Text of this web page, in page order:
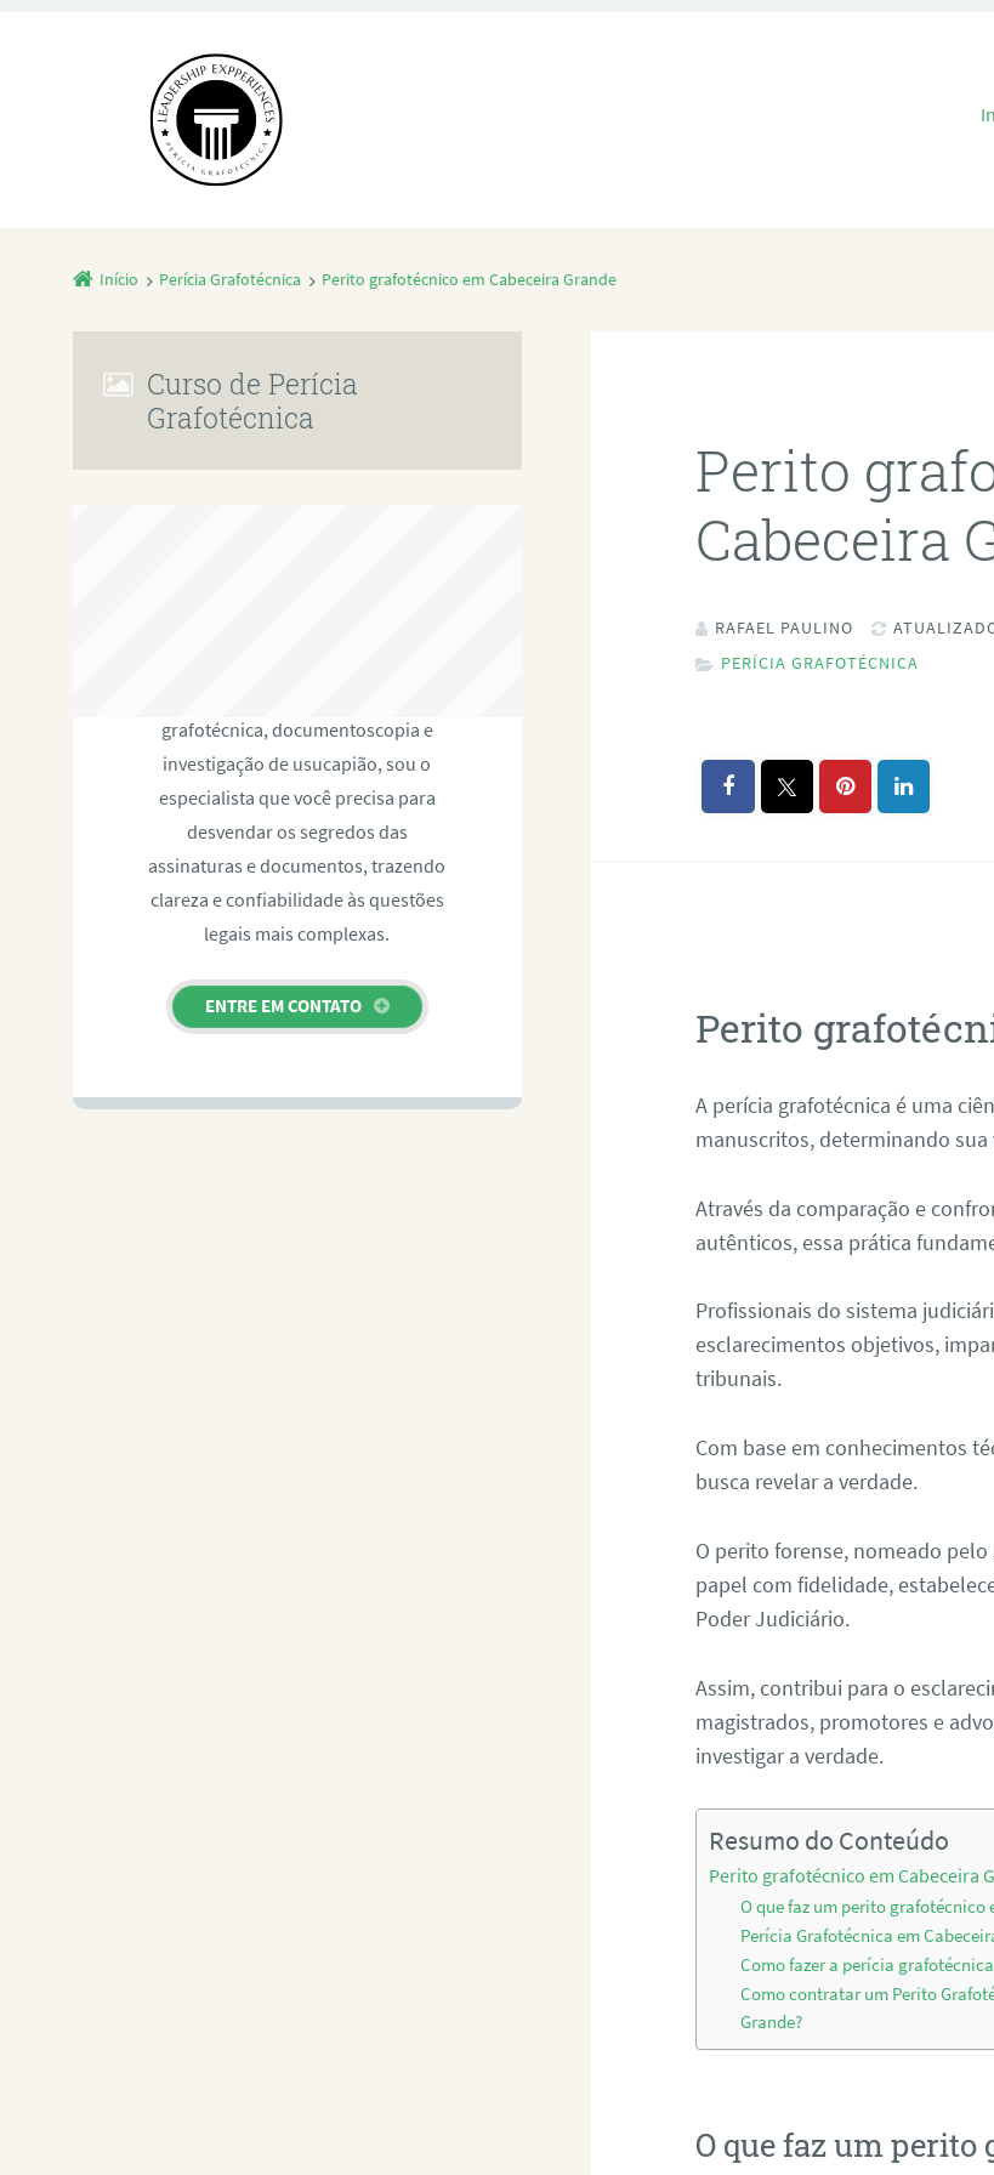
Início Perícia Grafotécnica Perito grafotécnico em Cabeceira Grande
Perito
Cabeceira
RAFAEL PAULINO
PERÍCIA GRAFOTÉCNICA
Perito
A perícia grafotécnica é uma
manuscritos, determinando
Através da comparação e
autênticos, essa prática
Profissionais do sistema
esclarecimentos objetivos,
tribunais.
Com base em conhecimentos
busca revelar a verdade.
O perito forense, nomeado
papel com fidelidade,
Poder Judiciário.
Assim, contribui para o
magistrados, promotores e
investigar a verdade.
Resumo do Conteúdo
Perito grafotécnico em Cabeceira
O que faz um perito grafotécnico
Perícia Grafotécnica em
Como fazer a perícia
Como contratar um Perito
Grande?
O que faz um
Curso de Perícia
Grafotécnica
grafotécnica, documentoscopia e
investigação de usucapião, sou o
especialista que você precisa para
desvendar os segredos das
assinaturas e documentos, trazendo
clareza e confiabilidade às questões
legais mais complexas.
ENTRE EM CONTATO